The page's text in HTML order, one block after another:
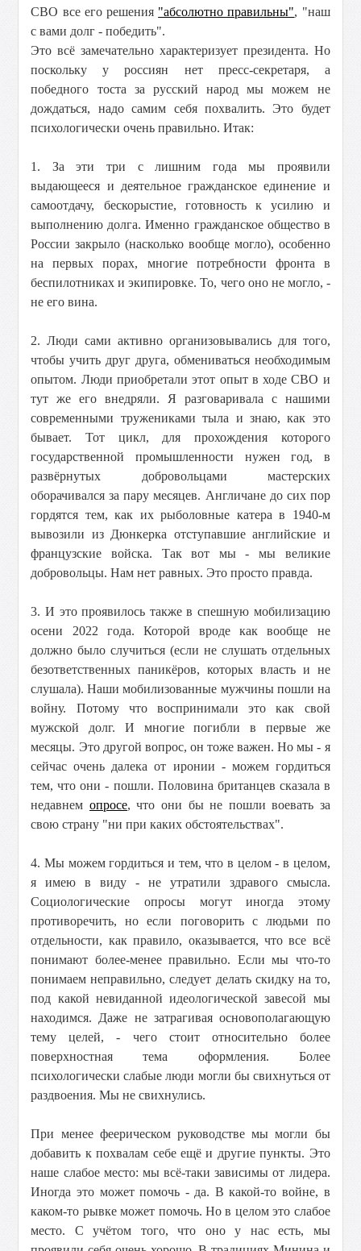
СВО все его решения "абсолютно правильны", "наш
с вами долг - победить".
Это всё замечательно характеризует президента. Но
поскольку у россиян нет пресс-секретаря, а
победного тоста за русский народ мы можем не
дождаться, надо самим себя похвалить. Это будет
психологически очень правильно. Итак:
1. За эти три с лишним года мы проявили
выдающееся и деятельное гражданское единение и
самоотдачу, бескорыстие, готовность к усилию и
выполнению долга. Именно гражданское общество в
России закрыло (насколько вообще могло), особенно
на первых порах, многие потребности фронта в
беспилотниках и экипировке. То, чего оно не могло, -
не его вина.
2. Люди сами активно организовывались для того,
чтобы учить друг друга, обмениваться необходимым
опытом. Люди приобретали этот опыт в ходе СВО и
тут же его внедряли. Я разговаривала с нашими
современными тружениками тыла и знаю, как это
бывает. Тот цикл, для прохождения которого
государственной промышленности нужен год, в
развёрнутых добровольцами мастерских
оборачивался за пару месяцев. Англичане до сих пор
гордятся тем, как их рыболовные катера в 1940-м
вывозили из Дюнкерка отступавшие английские и
французские войска. Так вот мы - мы великие
добровольцы. Нам нет равных. Это просто правда.
3. И это проявилось также в спешную мобилизацию
осени 2022 года. Которой вроде как вообще не
должно было случиться (если не слушать отдельных
безответственных паникёров, которых власть и не
слушала). Наши мобилизованные мужчины пошли на
войну. Потому что воспринимали это как свой
мужской долг. И многие погибли в первые же
месяцы. Это другой вопрос, он тоже важен. Но мы - я
сейчас очень далека от иронии - можем гордиться
тем, что они - пошли. Половина британцев сказала в
недавнем опросе, что они бы не пошли воевать за
свою страну "ни при каких обстоятельствах".
4. Мы можем гордиться и тем, что в целом - в целом,
я имею в виду - не утратили здравого смысла.
Социологические опросы могут иногда этому
противоречить, но если поговорить с людьми по
отдельности, как правило, оказывается, что все всё
понимают более-менее правильно. Если мы что-то
понимаем неправильно, следует делать скидку на то,
под какой невиданной идеологической завесой мы
находимся. Даже не затрагивая основополагающую
тему целей, - чего стоит относительно более
поверхностная тема оформления. Более
психологически слабые люди могли бы свихнуться от
раздвоения. Мы не свихнулись.
При менее феерическом руководстве мы могли бы
добавить к похвалам себе ещё и другие пункты. Это
наше слабое место: мы всё-таки зависимы от лидера.
Иногда это может помочь - да. В какой-то войне, в
каком-то рывке может помочь. Но в целом это слабое
место. С учётом того, что оно у нас есть, мы